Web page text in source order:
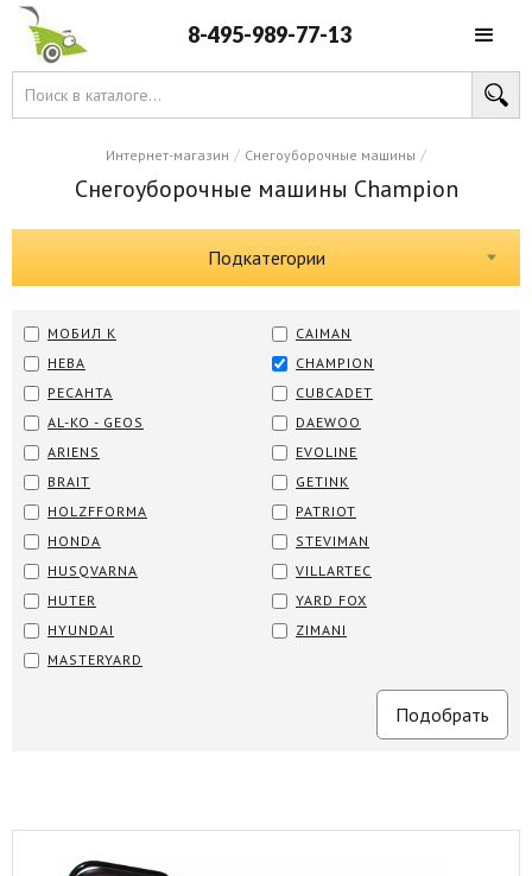
8-495-989-77-13
Интернет-магазин / Снегоуборочные машины /
Снегоуборочные машины Champion
Подкатегории
МОБИЛ К
НЕВА
РЕСАНТА
AL-KO - GEOS
ARIENS
BRAIT
CAIMAN
CHAMPION
CUBCADET
DAEWOO
EVOLINE
GETINK
HOLZFFORMA
HONDA
HUSQVARNA
HUTER
HYUNDAI
MASTERYARD
PATRIOT
STEVIMAN
VILLARTEC
YARD FOX
ZIMANI